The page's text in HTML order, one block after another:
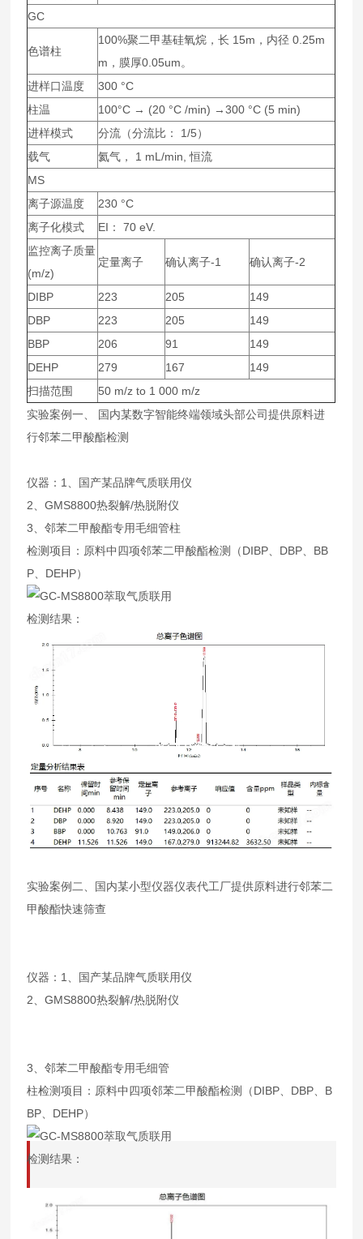
GC
色谱柱
100%聚二甲基硅氧烷，长 15m，内径 0.25m
m，膜厚0.05um。
进样口温度
300 °C
柱温
100°C → (20 °C /min) →300 °C (5 min)
进样模式
分流（分流比： 1/5）
载气
氦气， 1 mL/min, 恒流
MS
离子源温度
230 °C
离子化模式
EI： 70 eV.
监控离子质量
(m/z)
定量离子 确认离子-1 确认离子-2
DIBP 223 205
149
DBP
223 205
149
BBP
206 91
149
DEHP
279 167
149
扫描范围
50 m/z to 1 000 m/z
实验案例一、 国内某数字智能终端领域头部公司提供原料进
行邻苯二甲酸酯检测
仪器：1、国产某品牌气质联用仪
2、GMS8800热裂解/热脱附仪
3、邻苯二甲酸酯专用毛细管柱
检测项目：原料中四项邻苯二甲酸酯检测（DIBP、DBP、BB
P、DEHP）
检测结果：
实验案例二、国内某小型仪器仪表代工厂提供原料进行邻苯二
甲酸酯快速筛查
仪器：1、国产某品牌气质联用仪
2、GMS8800热裂解/热脱附仪
3、邻苯二甲酸酯专用毛细管
柱检测项目：原料中四项邻苯二甲酸酯检测（DIBP、DBP、B
BP、DEHP）
检测结果：